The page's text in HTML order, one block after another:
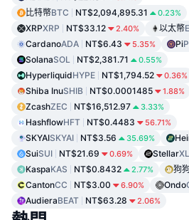
比特幣BTC NT$2,094,895.31 0.23%
XRPXRP NT$33.12 2.40% 以太幣
CardanoADA NT$6.43 5.35% Pi
SolanaSOL NT$2,381.71 0.55%
HyperliquidHYPE NT$1,794.52 0.36%
Shiba InuSHIB NT$0.0001485 1.88%
ZcashZEC NT$16,512.97 3.33%
HashflowHFT NT$0.4483 56.71%
SKYAISKYAI NT$3.56 35.69%
SuiSUI NT$21.69 0.69% Stellar
KaspaKAS NT$0.8432 2.77% 狗
CantonCC NT$3.00 6.90% Ondo
AudieraBEAT NT$63.28 2.06%